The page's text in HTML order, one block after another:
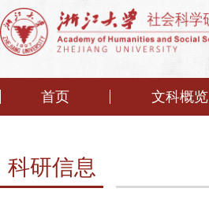
首页 文科概览
科研信息